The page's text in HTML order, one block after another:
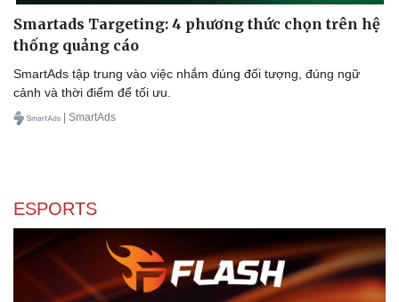
Smartads Targeting: 4 phương thức chọn trên hệ
thống quảng cáo
SmartAds tập trung vào việc nhắm đúng đối tượng, đúng ngữ
cảnh và thời điểm để tối ưu.
| SmartAds
ESPORTS